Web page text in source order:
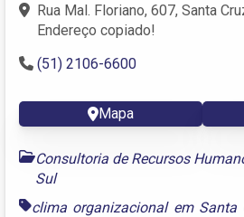
Rua Mal. Floriano, 607, Santa
Endereço copiado!
(51) 2106-6600
Mapa
Consultoria de Recursos
Sul
clima organizacional em Santa